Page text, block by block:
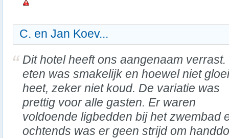
C. en Jan Koev...
Dit hotel heeft ons aangenaam verrast.
eten was smakelijk en hoewel niet
heet, zeker niet koud. De variatie was
prettig voor alle gasten. Er waren
voldoende ligbedden bij het zwembad
ochtends was er geen strijd om